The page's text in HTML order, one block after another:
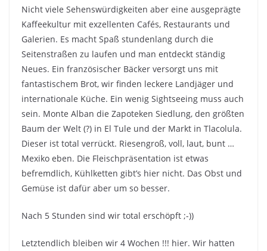
Nicht viele Sehenswürdigkeiten aber eine ausgeprägte
Kaffeekultur mit exzellenten Cafés, Restaurants und
Galerien. Es macht Spaß stundenlang durch die
Seitenstraßen zu laufen und man entdeckt ständig
Neues. Ein französischer Bäcker versorgt uns mit
fantastischem Brot, wir finden leckere Landjäger und
internationale Küche. Ein wenig Sightseeing muss auch
sein. Monte Alban die Zapoteken Siedlung, den größten
Baum der Welt (?) in El Tule und der Markt in Tlacolula.
Dieser ist total verrückt. Riesengroß, voll, laut, bunt …
Mexiko eben. Die Fleischpräsentation ist etwas
befremdlich, Kühlketten gibt’s hier nicht. Das Obst und
Gemüse ist dafür aber um so besser.
Nach 5 Stunden sind wir total erschöpft ;-))
Letztendlich bleiben wir 4 Wochen !!! hier. Wir hatten